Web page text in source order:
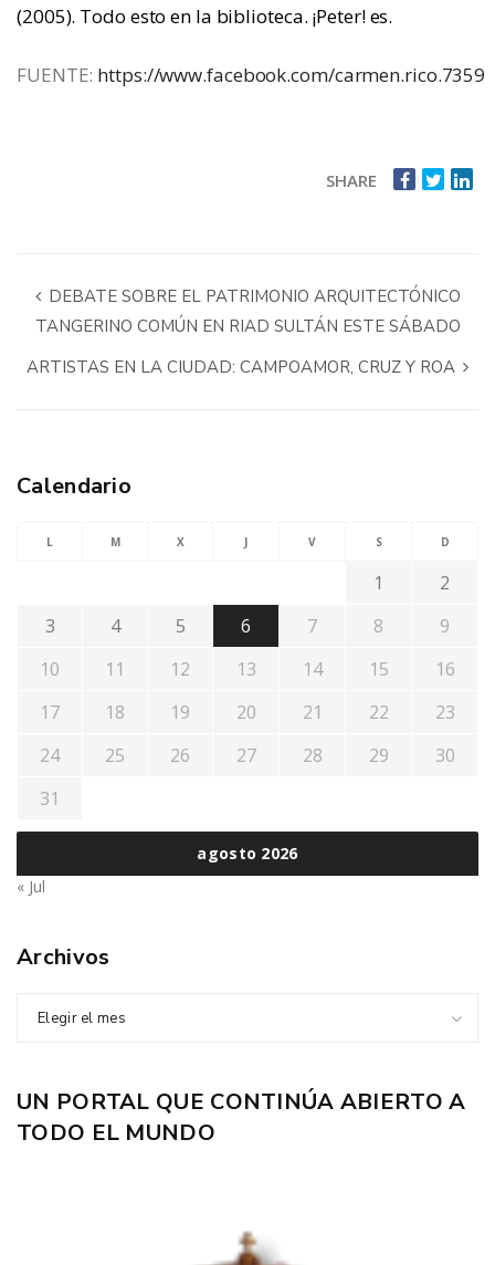
(2005). Todo esto en la biblioteca. ¡Peter! es.
FUENTE: https://www.facebook.com/carmen.rico.7359
SHARE
DEBATE SOBRE EL PATRIMONIO ARQUITECTÓNICO
TANGERINO COMÚN EN RIAD SULTÁN ESTE SÁBADO
ARTISTAS EN LA CIUDAD: CAMPOAMOR, CRUZ Y ROA
Calendario
agosto 2026
L M X J V S D
1
2
3
4 5 6 7 8
9
10
11 12 13 14 15
16
17
18 19 20 21 22
23
24
25 26 27 28 29
30
31
« Jul
Archivos
Elegir el mes
UN PORTAL QUE CONTINÚA ABIERTO A
TODO EL MUNDO